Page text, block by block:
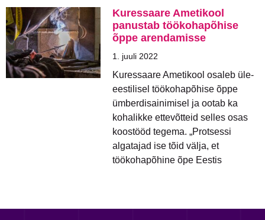
Kuressaare Ametikool
panustab töökohapõhise
õppe arendamisse
1. juuli 2022
Kuressaare Ametikool osaleb üle-
eestilisel töökohapõhise õppe
ümberdisainimisel ja ootab ka
kohalikke ettevõtteid selles osas
koostööd tegema. „Protsessi
algatajad ise tõid välja, et
töökohapõhine õpe Eestis